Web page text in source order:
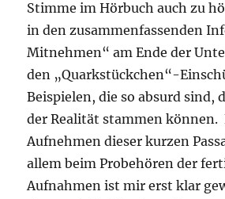
Stimme im Hörbuch auch zu
in den zusammenfassenden
Mitnehmen“ am Ende der
den „Quarkstückchen“-
Beispielen, die so absurd sind,
der Realität stammen können.
Aufnehmen dieser kurzen
allem beim Probehören der
Aufnahmen ist mir erst klar